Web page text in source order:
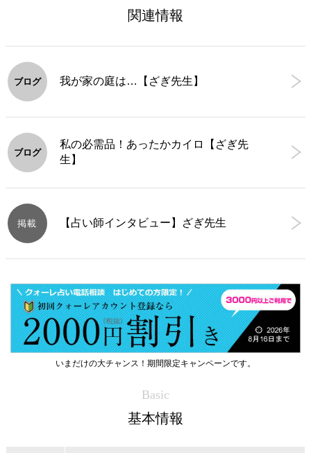
関連情報
ブログ 我が家の庭は…【ざぎ先生】
ブログ
私の必需品！あったかカイロ【ざぎ先
生】
掲載 【占い師インタビュー】ざぎ先生
いまだけの大チャンス！期間限定キャンペーンです。
Basic
基本情報